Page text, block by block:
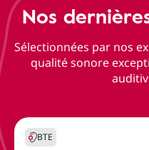
Nos
Sélectionnées par nos
qualité sonore
BTE